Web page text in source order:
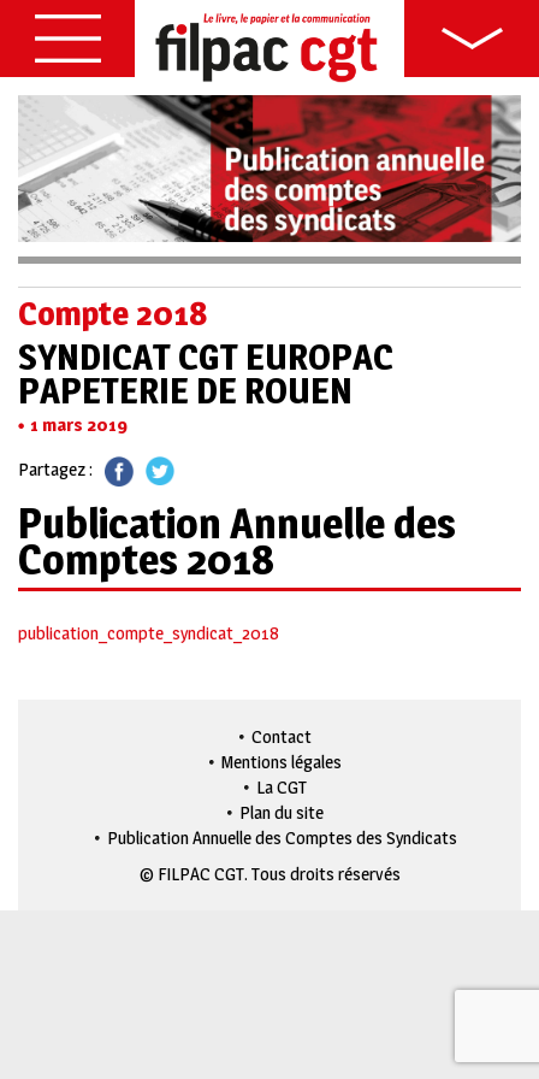
Compte 2018
SYNDICAT CGT EUROPAC
PAPETERIE DE ROUEN
1 mars 2019
Partagez :
Publication Annuelle des
Comptes 2018
publication_compte_syndicat_2018
Contact
Mentions légales
La CGT
Plan du site
Publication Annuelle des Comptes des Syndicats
© FILPAC CGT. Tous droits réservés